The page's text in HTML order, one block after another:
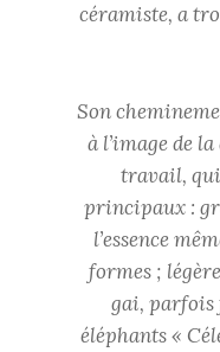
céramiste, a
Son
à l’image de
travail, qui
principaux :
l’essence
formes ;
gai, parfois
éléphants «